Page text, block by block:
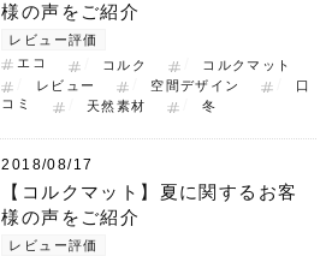
様の声をご紹介
レビュー評価
エコ
コルク
コルクマット
レビュー
空間デザイン
口
コミ
天然素材 冬
2018/08/17
【コルクマット】夏に関するお客
様の声をご紹介
レビュー評価